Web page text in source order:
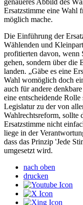
Ersatzstimme eine Wahl
möglich mache.
Die Einführung der
Wählenden und
profitierten davon, wenn
gehen, sondern über die
landen. „Gäbe es eine
Wahl womöglich doch
auch für andere
eine entscheidende
Legislatur zu der von
Wahlrechtsreform, sollte
Ersatzstimme nicht
liege in der
dass das Prinzip 'Jede
umgesetzt wird.
nach oben
drucken